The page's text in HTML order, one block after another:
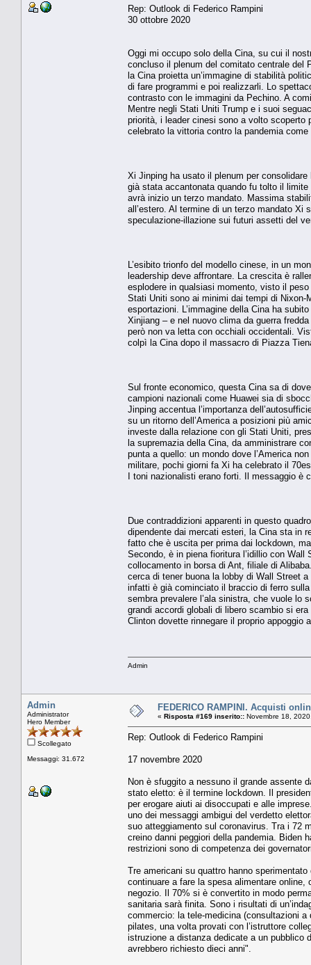
Rep: Outlook di Federico Rampini
30 ottobre 2020
Oggi mi occupo solo della Cina, su cui il
concluso il plenum del comitato centrale del
la Cina proietta un’immagine di stabilità
di fare programmi e poi realizzarli. Lo
contrasto con le immagini da Pechino. A
Mentre negli Stati Uniti Trump e i suoi
priorità, i leader cinesi sono a volto
celebrato la vittoria contro la pandemia
Xi Jinping ha usato il plenum per
già stata accantonata quando fu tolto il
avrà inizio un terzo mandato. Massima
all’estero. Al termine di un terzo mandato Xi
speculazione-illazione sui futuri assetti del
L’esibito trionfo del modello cinese, in un
leadership deve affrontare. La crescita è
esplodere in qualsiasi momento, visto il
Stati Uniti sono ai minimi dai tempi di Nixon-
esportazioni. L’immagine della Cina ha
Xinjiang – e nel nuovo clima da guerra
però non va letta con occhiali occidentali.
colpì la Cina dopo il massacro di Piazza
Sul fronte economico, questa Cina sa di
campioni nazionali come Huawei sia di
Jinping accentua l’importanza
su un ritorno dell’America a posizioni più
investe dalla relazione con gli Stati Uniti,
la supremazia della Cina, da amministrare
punta a quello: un mondo dove l’America
militare, pochi giorni fa Xi ha celebrato il
I toni nazionalisti erano forti. Il messaggio è
Due contraddizioni apparenti in questo
dipendente dai mercati esteri, la Cina sta in
fatto che è uscita per prima dai lockdown,
Secondo, è in piena fioritura l’idillio con
collocamento in borsa di Ant, filiale di
cerca di tener buona la lobby di Wall Street
infatti è già cominciato il braccio di ferro
sembra prevalere l’ala sinistra, che vuole lo
grandi accordi globali di libero scambio si
Clinton dovette rinnegare il proprio appoggio
Admin
Admin
Administrator
Hero Member
Scollegato
Messaggi: 31.672
FEDERICO RAMPINI. Acquisti
« Risposta #169 inserito:: Novembre 18,
Rep: Outlook di Federico Rampini
17 novembre 2020
Non è sfuggito a nessuno il grande assente
stato eletto: è il termine lockdown. Il
per erogare aiuti ai disoccupati e alle
uno dei messaggi ambigui del verdetto
suo atteggiamento sul coronavirus. Tra i 72
creino danni peggiori della pandemia. Biden
restrizioni sono di competenza dei
Tre americani su quattro hanno
continuare a fare la spesa alimentare online,
negozio. Il 70% si è convertito in modo
sanitaria sarà finita. Sono i risultati di
commercio: la tele-medicina (consultazioni
pilates, una volta provati con l’istruttore
istruzione a distanza dedicate a un pubblico
avrebbero richiesto dieci anni".